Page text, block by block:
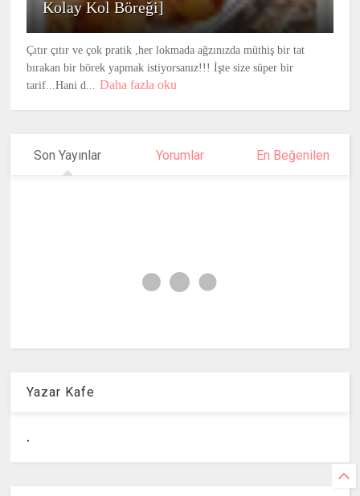
Kolay Kol Böreği]
Çıtır çıtır ve çok pratik ,her lokmada ağzınızda müthiş bir tat
bırakan bir börek yapmak istiyorsanız!!! İşte size süper bir
tarif...Hani d... Daha fazla oku
Son Yayınlar Yorumlar En Beğenilen
Yazar Kafe
.